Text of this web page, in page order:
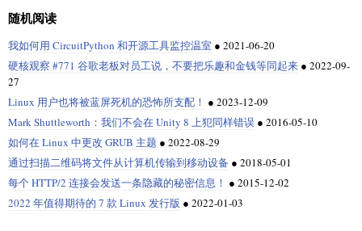
随机阅读
我如何用 CircuitPython 和开源工具监控温室 ● 2021-06-20
硬核观察 #771 谷歌老板对员工说，不要把乐趣和金钱等同起来 ● 2022-09-
27
Linux 用户也将被蓝屏死机的恐怖所支配！ ● 2023-12-09
Mark Shuttleworth：我们不会在 Unity 8 上犯同样错误 ● 2016-05-10
如何在 Linux 中更改 GRUB 主题 ● 2022-08-29
通过扫描二维码将文件从计算机传输到移动设备 ● 2018-05-01
每个 HTTP/2 连接会发送一条隐藏的秘密信息！ ● 2015-12-02
2022 年值得期待的 7 款 Linux 发行版 ● 2022-01-03